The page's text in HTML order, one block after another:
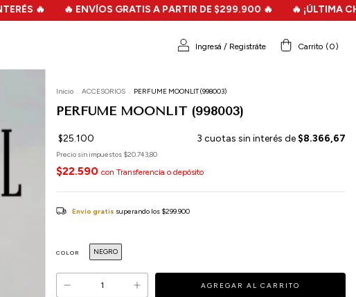
🔥 ENVÍOS GRATIS A PARTIR DE $299.900 🔥 🔥 ¡ÚLTIMA CHANCE!
Ingresá / Registráte Carrito (0)
Inicio . ACCESORIOS . PERFUME MOONLIT (998003)
PERFUME MOONLIT (998003)
$25.100 3 cuotas sin interés de $8.366,67
Precio sin impuestos $20.743,80
$22.590 con Transferencia o depósito
Envío gratis superando los $299.900
COLOR NEGRO